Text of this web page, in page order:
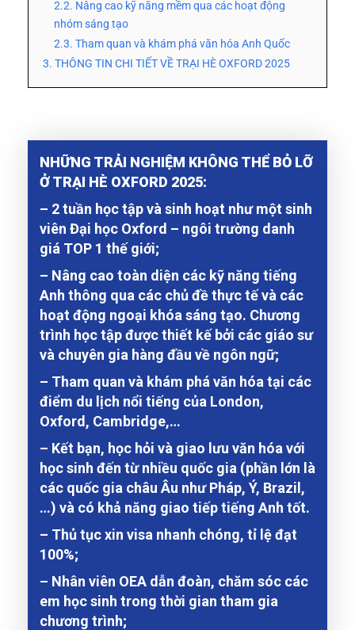
2.2. Nâng cao kỹ năng mềm qua các hoạt động
nhóm sáng tạo
2.3. Tham quan và khám phá văn hóa Anh Quốc
3. THÔNG TIN CHI TIẾT VỀ TRẠI HÈ OXFORD 2025
NHỮNG TRẢI NGHIỆM KHÔNG THỂ BỎ LỠ
Ở TRẠI HÈ OXFORD 2025:
– 2 tuần học tập và sinh hoạt như một sinh
viên Đại học Oxford – ngôi trường danh
giá TOP 1 thế giới;
– Nâng cao toàn diện các kỹ năng tiếng
Anh thông qua các chủ đề thực tế và các
hoạt động ngoại khóa sáng tạo. Chương
trình học tập được thiết kế bởi các giáo sư
và chuyên gia hàng đầu về ngôn ngữ;
– Tham quan và khám phá văn hóa tại các
điểm du lịch nổi tiếng của London,
Oxford, Cambridge,…
– Kết bạn, học hỏi và giao lưu văn hóa với
học sinh đến từ nhiều quốc gia (phần lớn là
các quốc gia châu Âu như Pháp, Ý, Brazil,
…) và có khả năng giao tiếp tiếng Anh tốt.
– Thủ tục xin visa nhanh chóng, tỉ lệ đạt
100%;
– Nhân viên OEA dẫn đoàn, chăm sóc các
em học sinh trong thời gian tham gia
chương trình;